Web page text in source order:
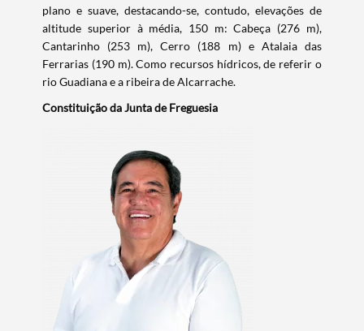
plano e suave, destacando-se, contudo, elevações de
altitude superior à média, 150 m: Cabeça (276 m),
Cantarinho (253 m), Cerro (188 m) e Atalaia das
Ferrarias (190 m). Como recursos hídricos, de referir o
rio Guadiana e a ribeira de Alcarrache.​
Constituição da Junta de Freguesia​